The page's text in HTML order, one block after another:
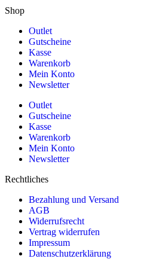
Shop
Outlet
Gutscheine
Kasse
Warenkorb
Mein Konto
Newsletter
Outlet
Gutscheine
Kasse
Warenkorb
Mein Konto
Newsletter
Rechtliches
Bezahlung und Versand
AGB
Widerrufsrecht
Vertrag widerrufen
Impressum
Datenschutzerklärung